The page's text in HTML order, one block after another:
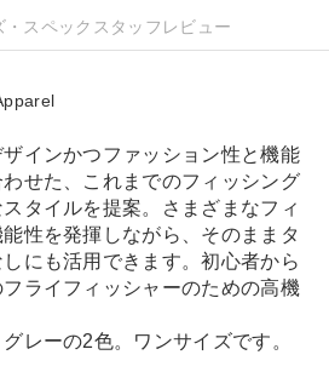
・スペック スタッフレビュー
インかつファッション性と機能
せた、これまでのフィッシング
タイルを提案。さまざまなフィ
性を発揮しながら、そのままタ
にも活用できます。初心者から
ライフィッシャーのための高機
レーの2色。ワンサイズです。